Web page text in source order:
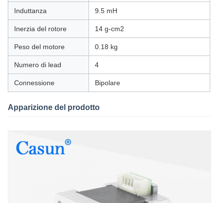
Induttanza 9.5 mH
Inerzia del rotore 14 g-cm2
Peso del motore 0.18 kg
Numero di lead 4
Connessione Bipolare
Apparizione del prodotto